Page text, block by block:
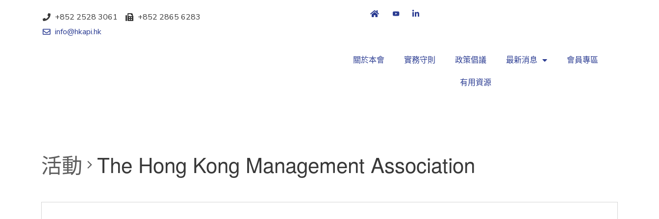
+852 2528 3061
+852 2865 6283
info@hkapi.hk
關於本會 實務守則 政策倡議 最新消息 會員專區
有用資源
活動 The Hong Kong Management Association